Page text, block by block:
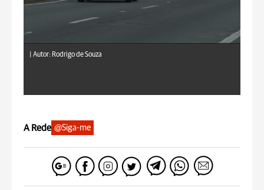
Autor: Rodrigo de Souza
A Rede @Siga-me